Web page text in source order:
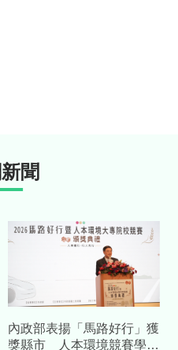
聞
內政部表揚「馬路好行」獲
獎縣市 人本環境競賽學生